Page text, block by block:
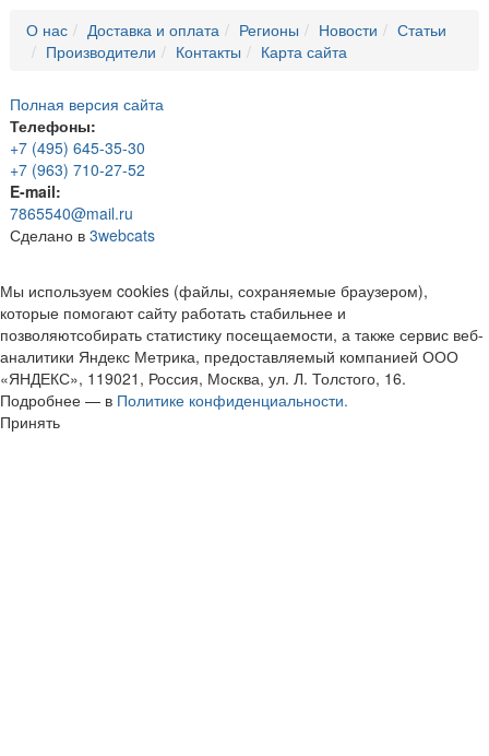
О нас Доставка и оплата Регионы Новости
Статьи
Производители
Контакты Карта сайта
Полная версия сайта
Телефоны:
+7 (495) 645-35-30
+7 (963) 710-27-52
E-mail:
7865540@mail.ru
Сделано в 3webcats
Мы используем cookies (файлы, сохраняемые браузером),
которые помогают сайту работать стабильнее и
позволяютсобирать статистику посещаемости, а также сервис веб-
аналитики Яндекс Метрика, предоставляемый компанией ООО
«ЯНДЕКС», 119021, Россия, Москва, ул. Л. Толстого, 16.
Подробнее — в Политике конфиденциальности.
Принять